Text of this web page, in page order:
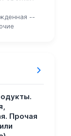
--
Прочая